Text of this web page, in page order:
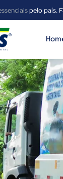
pelo país.